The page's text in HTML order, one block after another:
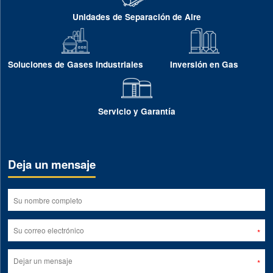
Unidades de Separación de Aire
Soluciones de Gases Industriales Inversión en Gas
Servicio y Garantía
Deja un mensaje